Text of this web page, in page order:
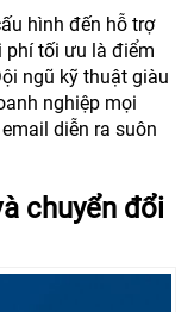
hình đến hỗ trợ
phí tối ưu là điểm
ngũ kỹ thuật giàu
nghiệp mọi
diễn ra suôn
chuyển đổi